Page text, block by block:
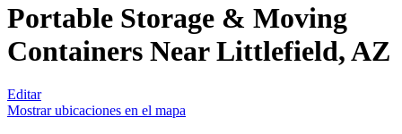
Portable Storage & Moving
Containers NearLittlefield, AZ
Editar
Mostrar ubicaciones en el mapa